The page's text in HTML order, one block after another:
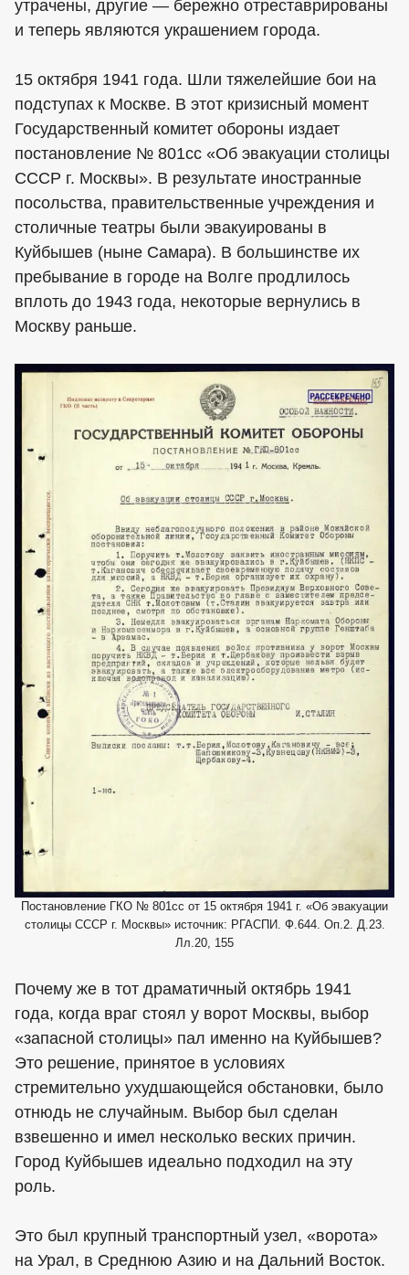
утрачены, другие — бережно отреставрированы
и теперь являются украшением города.
15 октября 1941 года. Шли тяжелейшие бои на
подступах к Москве. В этот кризисный момент
Государственный комитет обороны издает
постановление № 801сс «Об эвакуации столицы
СССР г. Москвы». В результате иностранные
посольства, правительственные учреждения и
столичные театры были эвакуированы в
Куйбышев (ныне Самара). В большинстве их
пребывание в городе на Волге продлилось
вплоть до 1943 года, некоторые вернулись в
Москву раньше.
Постановление ГКО № 801сс от 15 октября 1941 г. «Об эвакуации
столицы СССР г. Москвы» источник: РГАСПИ. Ф.644. Оп.2. Д.23.
Лл.20, 155
Почему же в тот драматичный октябрь 1941
года, когда враг стоял у ворот Москвы, выбор
«запасной столицы» пал именно на Куйбышев?
Это решение, принятое в условиях
стремительно ухудшающейся обстановки, было
отнюдь не случайным. Выбор был сделан
взвешенно и имел несколько веских причин.
Город Куйбышев идеально подходил на эту
роль.
Это был крупный транспортный узел, «ворота»
на Урал, в Среднюю Азию и на Дальний Восток.